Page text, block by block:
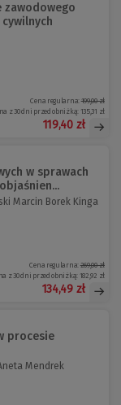
zawodowego
Cena regularna:199,00 zł
z 30 dni przed obniżką: 135,31 zł
119,40 zł
w sprawach
Marcin Borek Kinga
Cena regularna:269,00 zł
z 30 dni przed obniżką: 182,92 zł
134,49 zł
procesie
Mendrek